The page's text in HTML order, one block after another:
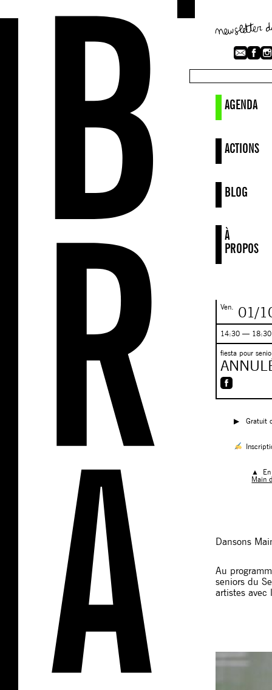
AGENDA
ACTIONS
BLOG
À
PROPOS
Ven. 01/
14:30 — 18:30
fiesta pour
▶︎ Gratuit
▲ En
Main
Dansons
Au
seniors du
artistes avec